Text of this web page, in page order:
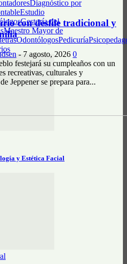
Diagnóstico por
Estudio
Gestoría del
Maestro Mayor de
OdontólogosPedicuría
y Estética Facial
con desfile tradicional y
- 7 agosto, 2026 0
festejará su cumpleaños con un
recreativas, culturales y
Jeppener se prepara para...